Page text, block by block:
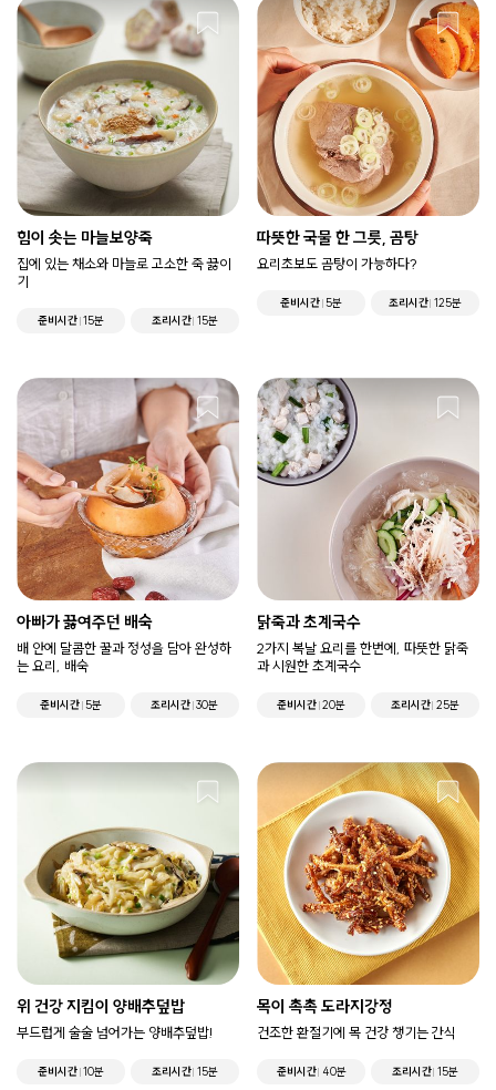
힘이 솟는 마늘보양죽
집에 있는 채소와 마늘로 고소한 죽 끓이
기
준비시간 15분 조리시간 15분
따뜻한 국물 한 그릇, 곰탕
요리초보도 곰탕이 가능하다?
준비시간 5분 조리시간 125분
아빠가 끓여주던 배숙
배 안에 달콤한 꿀과 정성을 담아 완성하
는 요리, 배숙
준비시간 5분 조리시간 30분
닭죽과 초계국수
2가지 복날 요리를 한번에, 따뜻한 닭죽
과 시원한 초계국수
준비시간 20분 조리시간 25분
위 건강 지킴이 양배추덮밥
부드럽게 술술 넘어가는 양배추덮밥!
준비시간 10분 조리시간 15분
목이 촉촉 도라지강정
건조한 환절기에 목 건강 챙기는 간식
준비시간 40분 조리시간 15분